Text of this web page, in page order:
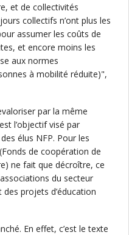
et de collectivités
collectifs n’ont plus les
assumer les coûts de
et encore moins les
aux normes
à mobilité réduite)",
par la même
l’objectif visé par
élus NFP. Pour les
de coopération de
ne fait que décroître, ce
du secteur
des projets d’éducation
En effet, c’est le texte